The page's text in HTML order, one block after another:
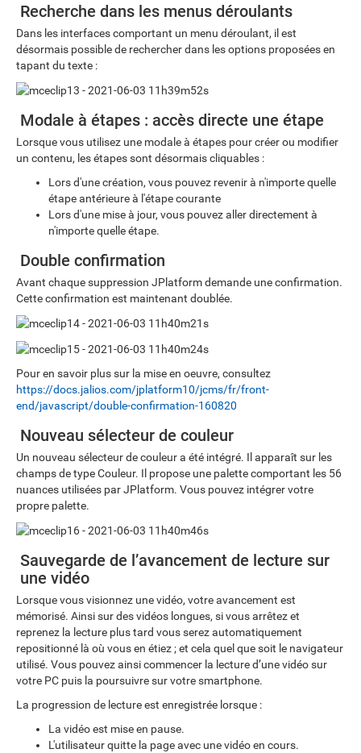
Recherche dans les menus déroulants
Dans les interfaces comportant un menu déroulant, il est
désormais possible de rechercher dans les options proposées en
tapant du texte :
Modale à étapes : accès directe une étape
Lorsque vous utilisez une modale à étapes pour créer ou modifier
un contenu, les étapes sont désormais cliquables :
Lors d'une création, vous pouvez revenir à n'importe quelle
étape antérieure à l'étape courante
Lors d'une mise à jour, vous pouvez aller directement à
n'importe quelle étape.
Double confirmation
Avant chaque suppression JPlatform demande une confirmation.
Cette confirmation est maintenant doublée.
Pour en savoir plus sur la mise en oeuvre, consultez
https://docs.jalios.com/jplatform10/jcms/fr/front-
end/javascript/double-confirmation-160820
Nouveau sélecteur de couleur
Un nouveau sélecteur de couleur a été intégré. Il apparaît sur les
champs de type Couleur. Il propose une palette comportant les 56
nuances utilisées par JPlatform. Vous pouvez intégrer votre
propre palette.
Sauvegarde de l’avancement de lecture sur
une vidéo
Lorsque vous visionnez une vidéo, votre avancement est
mémorisé. Ainsi sur des vidéos longues, si vous arrêtez et
reprenez la lecture plus tard vous serez automatiquement
repositionné là où vous en étiez ; et cela quel que soit le navigateur
utilisé. Vous pouvez ainsi commencer la lecture d’une vidéo sur
votre PC puis la poursuivre sur votre smartphone.
La progression de lecture est enregistrée lorsque :
La vidéo est mise en pause.
L'utilisateur quitte la page avec une vidéo en cours.